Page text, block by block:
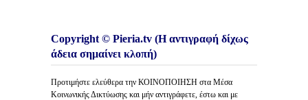
Copyright © Pieria.tv (Η αντιγραφή δίχως
άδεια σημαίνει κλοπή)
Προτιμήστε ελεύθερα την ΚΟΙΝΟΠΟΙΗΣΗ στα Μέσα
Κοινωνικής Δικτύωσης και μήν αντιγράφετε, έστω και με